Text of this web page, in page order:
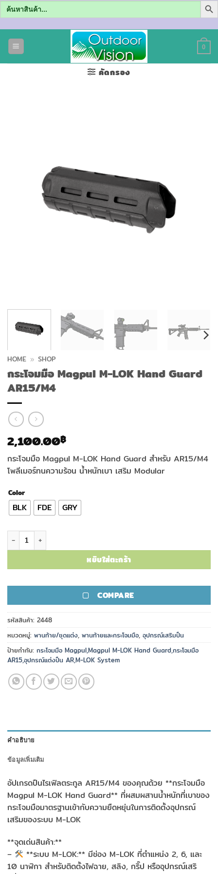
Search
for:
0
คัดกรอง
HOME » SHOP
กระโจมมือ Magpul M-LOK Hand Guard
AR15/M4
2,100.00฿
กระโจมมือ Magpul M-LOK Hand Guard สำหรับ AR15/M4
โพลีเมอร์ทนความร้อน น้ำหนักเบา เสริม Modular
Color
BLK FDE GRY
จำนวน กระโจมมือ Magpul M-LOK Hand Guard AR15/M4 ชิ้น
หยิบใส่ตะกร้า
COMPARE
รหัสสินค้า: 2448
หมวดหมู่: พานท้าย/ชุดแต่ง, พานท้ายและกระโจมมือ, อุปกรณ์เสริมปืน
ป้ายกำกับ: กระโจมมือ Magpul,Magpul M-LOK Hand Guard,กระโจมมือ
AR15,อุปกรณ์แต่งปืน AR,M-LOK System
คำอธิบาย
ข้อมูลเพิ่มเติม
อัปเกรดปืนไรเฟิลตระกูล AR15/M4 ของคุณด้วย **กระโจมมือ
Magpul M-LOK Hand Guard** ที่ผสมผสานน้ำหนักที่เบาของ
กระโจมมือมาตรฐานเข้ากับความยืดหยุ่นในการติดตั้งอุปกรณ์
เสริมของระบบ M-LOK
**จุดเด่นสินค้า:**
–
**ระบบ M-LOK:** มีช่อง M-LOK ที่ตำแหน่ง 2, 6, และ
10 นาฬิกา สำหรับติดตั้งไฟฉาย, สลิง, กริ๊ป หรืออุปกรณ์เสริ